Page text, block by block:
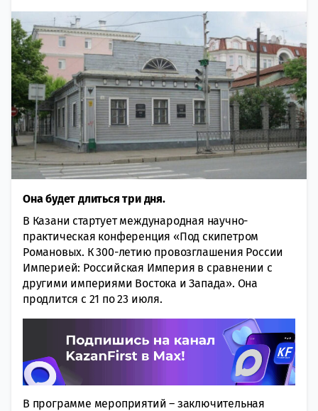
Она будет длиться три дня.
В Казани стартует международная научно-
практическая конференция «Под скипетром
Романовых. К 300-летию провозглашения России
Империей: Российская Империя в сравнении с
другими империями Востока и Запада». Она
продлится с 21 по 23 июля.
В программе мероприятий – заключительная